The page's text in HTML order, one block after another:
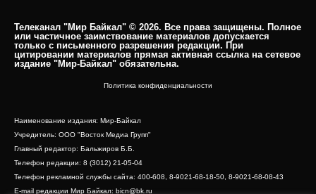
Телеканал "Мир Байкал" © 2026. Все права защищены. Полное
или частичное заимствование материалов допускается
только с письменного разрешения редакции. При
цитировании материалов прямая активная ссылка на сетевое
издание "Мир-Байкал" обязательна.​
Политика конфиденциальности
Наименование издания: Мир-Байкал
Учредитель: ООО "Восток Медиа Групп"
Главный редактор: Бальжиров Б.Б.
Телефон редакции: 8 (3012) 21-05-04
Телефон рекламной службы сайта: 400-608, 8-9021-68-18-50, 8-9021-68-08-43
E-mail редакции Мир Байкал: bicn@bk.ru